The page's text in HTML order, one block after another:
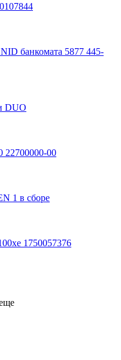
банкомата 5877 445-
DUO
22700000-00
1 в сборе
1750057376